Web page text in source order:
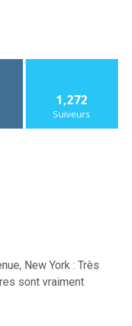
1,272
Suiveurs
New York : Très
sont vraiment